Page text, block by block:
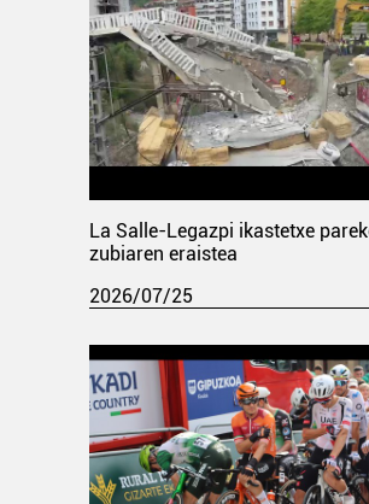
La Salle-Legazpi ikastetxe
zubiaren eraistea
2026/07/25